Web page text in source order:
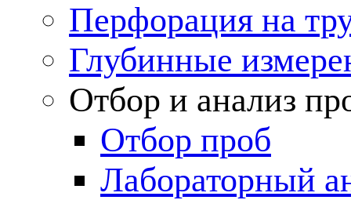
Перфорация на
Глубинные
Отбор и анализ
Отбор проб
Лабораторный